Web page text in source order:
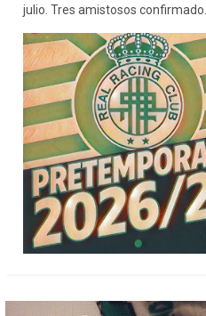
julio. Tres amistosos confirmado...